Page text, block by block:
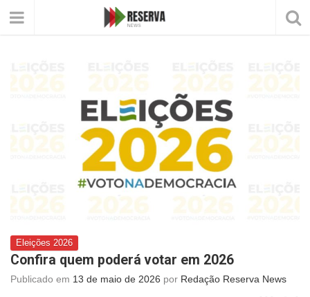
Eleições 2026
Confira quem poderá votar em 2026
Publicado em 13 de maio de 2026 por Redação Reserva News